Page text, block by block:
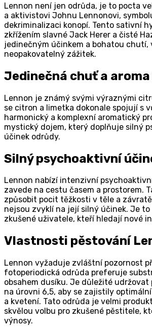
Lennon není jen odrůda, je to pocta
a aktivistovi Johnu Lennonovi,
dekriminalizaci konopí. Tento sativní
zkřížením slavné Jack Herer a čisté
jedinečným účinkem a bohatou chutí,
neopakovatelný zážitek.
Jedinečná chuť a
Lennon je známý svými výraznými
se citron a limetka dokonale spojují s
harmonický a komplexní aromatický
mystický dojem, který doplňuje silný
účinek odrůdy.
Silný psychoaktivní
Lennon nabízí intenzivní
zavede na cestu časem a prostorem.
způsobit pocit těžkosti v těle a
nejsou zvyklí na její silný účinek. Je to
zkušené uživatele, kteří hledají nové
Vlastnosti pěstování
Lennon vyžaduje zvláštní pozornost
fotoperiodická odrůda preferuje
obsahem dusíku. Je důležité udržovat
na úrovni 6,5, aby se zajistily
a kvetení. Tato odrůda je velmi
skvělou volbu pro zkušené pěstitele,
výnosy.